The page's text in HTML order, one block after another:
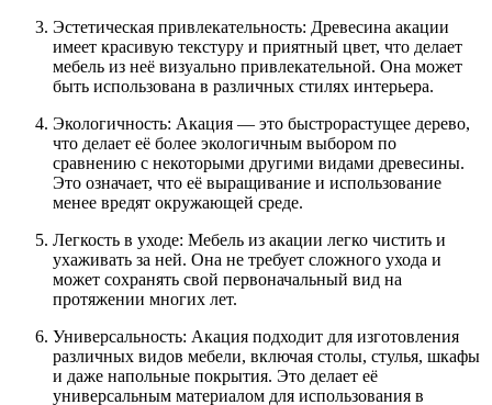
Эстетическая привлекательность: Древесина акации
имеет красивую текстуру и приятный цвет, что делает
мебель из неё визуально привлекательной. Она может
быть использована в различных стилях интерьера.
Экологичность: Акация — это быстрорастущее дерево,
что делает её более экологичным выбором по
сравнению с некоторыми другими видами древесины.
Это означает, что её выращивание и использование
менее вредят окружающей среде.
Легкость в уходе: Мебель из акации легко чистить и
ухаживать за ней. Она не требует сложного ухода и
может сохранять свой первоначальный вид на
протяжении многих лет.
Универсальность: Акация подходит для изготовления
различных видов мебели, включая столы, стулья, шкафы
и даже напольные покрытия. Это делает её
универсальным материалом для использования в